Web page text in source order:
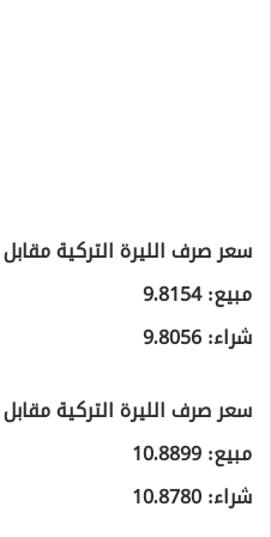
سعر صرف الليرة التركية مقابل
مبيع: 9.8154
شراء: 9.8056
سعر صرف الليرة التركية
مبيع: 10.8899
شراء: 10.8780